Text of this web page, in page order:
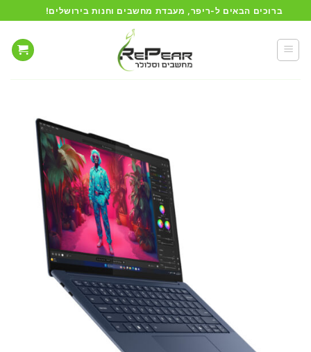
to
content
ברוכים הבאים ל-ריפר, מעבדת מחשבים וחנות בירושלים!